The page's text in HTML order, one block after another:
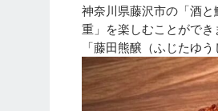
神奈川県藤沢市の「酒
重」を楽しむことがで
「藤田熊醸（ふじたゆ